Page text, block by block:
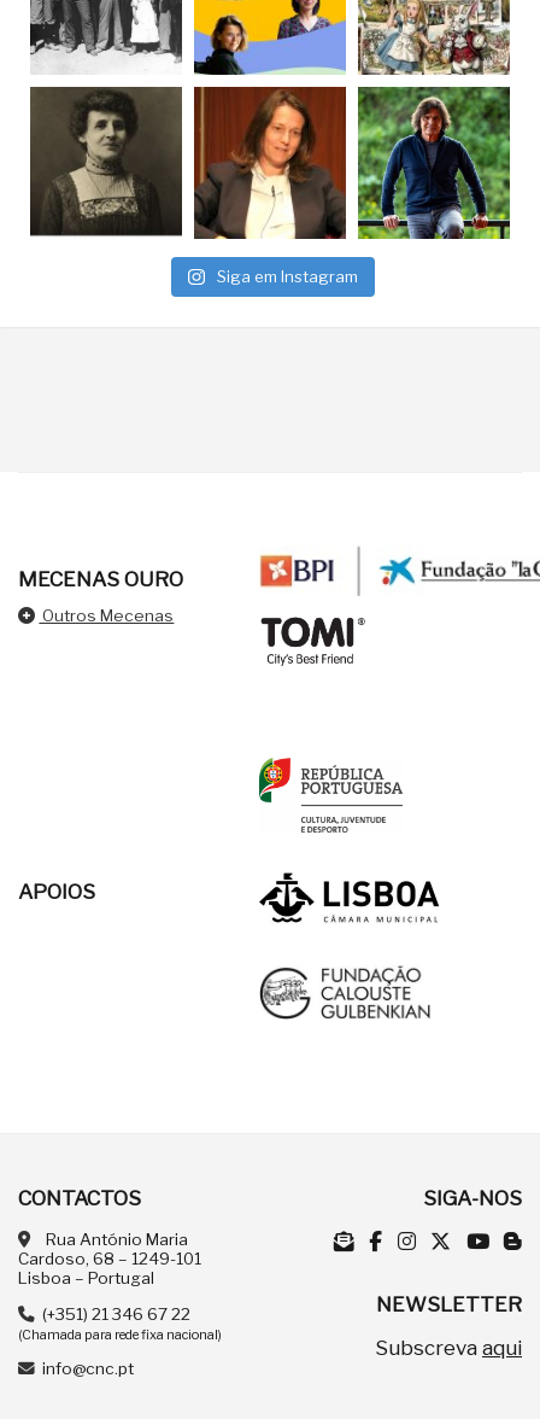
Siga em Instagram
MECENAS OURO
Outros Mecenas
APOIOS
CONTACTOS
Rua António Maria
Cardoso, 68 – 1249-101
Lisboa – Portugal
(+351) 21 346 67 22
(Chamada para rede fixa nacional)
info@cnc.pt
SIGA-NOS
NEWSLETTER
Subscreva aqui